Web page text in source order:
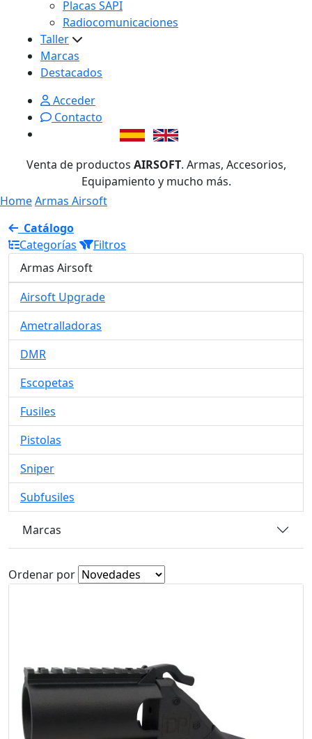
Placas SAPI
Radiocomunicaciones
Taller
Marcas
Destacados
Acceder
Contacto
Venta de productos AIRSOFT. Armas, Accesorios,
Equipamiento y mucho más.
HomeArmas Airsoft
Catálogo
Categorías
Filtros
Armas Airsoft
Airsoft Upgrade
Ametralladoras
DMR
Escopetas
Fusiles
Pistolas
Sniper
Subfusiles
Marcas
Ordenar por